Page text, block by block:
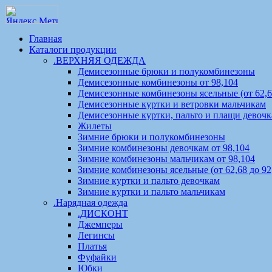
Главная
Каталоги продукции
.ВЕРХНЯЯ ОДЕЖДА
Демисезонные брюки и полукомбинезоны
Демисезонные комбинезоны от 98,104
Демисезонные комбинезоны ясельные (от
Демисезонные куртки и ветровки мальчикам
Демисезонные куртки, пальто и плащи
Жилеты
Зимние брюки и полукомбинезоны
Зимние комбинезоны девочкам от 98,104
Зимние комбинезоны мальчикам от 98,104
Зимние комбинезоны ясельные (от 62,68 до
Зимние куртки и пальто девочкам
Зимние куртки и пальто мальчикам
.Нарядная одежда
.ДИСКОНТ
Джемперы
Легинсы
Платья
Фуфайки
Юбки